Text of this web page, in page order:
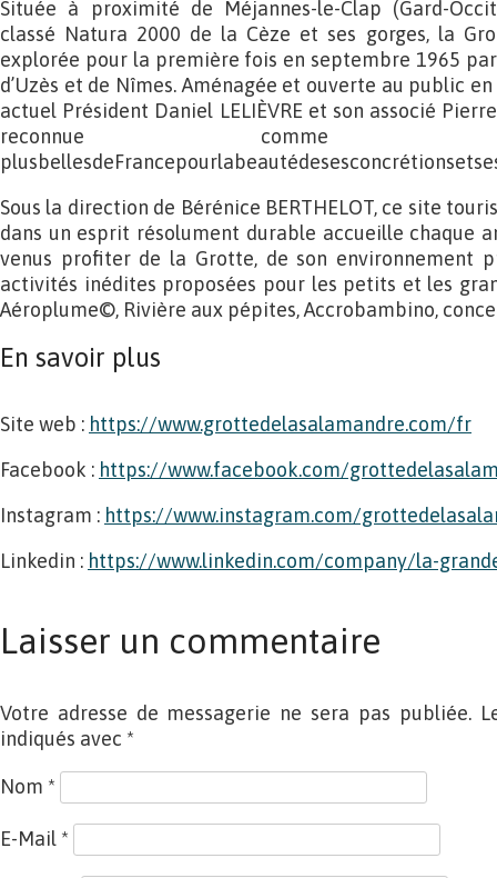
Située à proximité de Méjannes-le-Clap (Gard-
classé Natura 2000 de la Cèze et ses gorges, la
explorée pour la première fois en septembre 1965
d’Uzès et de Nîmes. Aménagée et ouverte au public
actuel Président Daniel LELIÈVRE et son associé
reconnue comme
Sous la direction de Bérénice BERTHELOT, ce site
dans un esprit résolument durable accueille chaque
venus profiter de la Grotte, de son environnement
activités inédites proposées pour les petits et les
Aéroplume©, Rivière aux pépites, Accrobambino,
En savoir plus
Site web : https://www.grottedelasalamandre.com/fr
Facebook : https://www.facebook.com/
Instagram : https://www.instagram.com/
Linkedin : https://www.linkedin.com/company/la-
Laisser un commentaire
Votre adresse de messagerie ne sera pas publiée.
indiqués avec *
Nom *
E-Mail *